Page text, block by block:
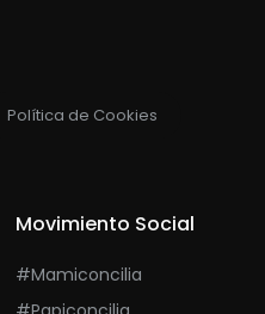
Política de Cookies
Movimiento Social
#mamiconcilia